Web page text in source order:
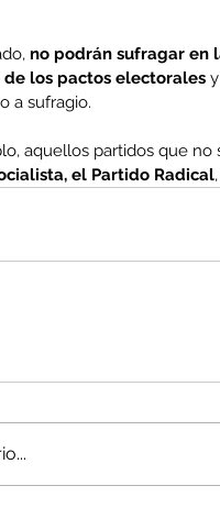
no podrán sufragar en
de los pactos electorales
a sufragio.
aquellos partidos que no
el Partido Radical